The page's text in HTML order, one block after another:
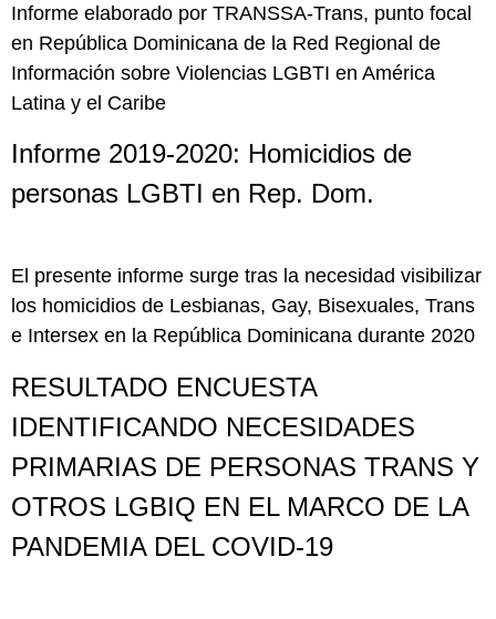
Informe elaborado por TRANSSA-Trans, punto focal
en República Dominicana de la Red Regional de
Información sobre Violencias LGBTI en América
Latina y el Caribe
Informe 2019-2020: Homicidios de
personas LGBTI en Rep. Dom.
El presente informe surge tras la necesidad visibilizar
los homicidios de Lesbianas, Gay, Bisexuales, Trans
e Intersex en la República Dominicana durante 2020
RESULTADO ENCUESTA
IDENTIFICANDO NECESIDADES
PRIMARIAS DE PERSONAS TRANS Y
OTROS LGBIQ EN EL MARCO DE LA
PANDEMIA DEL COVID-19